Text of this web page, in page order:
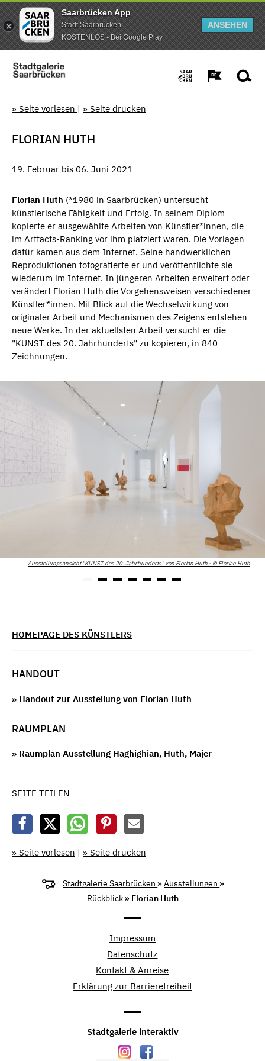
Saarbrücken App
Stadt Saarbrücken
KOSTENLOS - Bei Google Play
ANSEHEN
» Seite vorlesen | » Seite drucken
FLORIAN HUTH
19. Februar bis 06. Juni 2021
Florian Huth (*1980 in Saarbrücken) untersucht
künstlerische Fähigkeit und Erfolg. In seinem Diplom
kopierte er ausgewählte Arbeiten von Künstler*innen, die
im Artfacts-Ranking vor ihm platziert waren. Die Vorlagen
dafür kamen aus dem Internet. Seine handwerklichen
Reproduktionen fotografierte er und veröffentlichte sie
wiederum im Internet. In jüngeren Arbeiten erweitert oder
verändert Florian Huth die Vorgehensweisen verschiedener
Künstler*innen. Mit Blick auf die Wechselwirkung von
originaler Arbeit und Mechanismen des Zeigens entstehen
neue Werke. In der aktuellsten Arbeit versucht er die
"KUNST des 20. Jahrhunderts" zu kopieren, in 840
Zeichnungen.
Ausstellungsansicht "KUNST des 20. Jahrhunderts" von Florian Huth - © Florian Huth
HOMEPAGE DES KÜNSTLERS
HANDOUT
» Handout zur Ausstellung von Florian Huth
RAUMPLAN
» Raumplan Ausstellung Haghighian, Huth, Majer
SEITE TEILEN
» Seite vorlesen | » Seite drucken
Stadtgalerie Saarbrücken »Ausstellungen »
Rückblick » Florian Huth
Impressum
Datenschutz
Kontakt & Anreise
Erklärung zur Barrierefreiheit
Stadtgalerie interaktiv